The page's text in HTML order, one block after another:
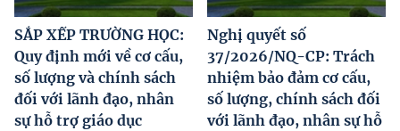
SẮP XẾP TRƯỜNG HỌC:
Quy định mới về cơ cấu,
số lượng và chính sách
đối với lãnh đạo, nhân
sự hỗ trợ giáo dục
Nghị quyết số
37/2026/NQ-CP: Trách
nhiệm bảo đảm cơ cấu,
số lượng, chính sách đối
với lãnh đạo, nhân sự hỗ